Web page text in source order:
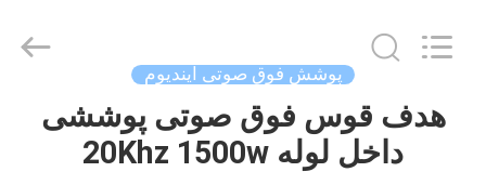
خانه
Equipment
Co.,Ltd.
پوشش فوق صوتی ایندیوم
هدف قوس فوق صوتی پوششی
داخل لوله 20Khz 1500w